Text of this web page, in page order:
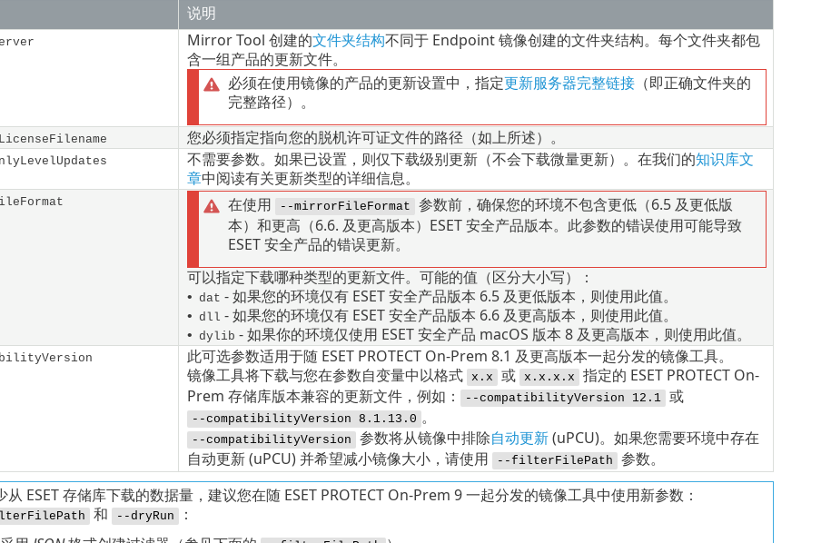
说明
Mirror Tool 创建的文件夹结构不同于 Endpoint 镜像创建的文件夹结构。每个文件夹都包
含一组产品的更新文件。
必须在使用镜像的产品的更新设置中，指定更新服务器完整链接（即正确文件夹的
完整路径）。
您必须指定指向您的脱机许可证文件的路径（如上所述）。
不需要参数。如果已设置，则仅下载级别更新（不会下载微量更新）。在我们的知识库文
章中阅读有关更新类型的详细信息。
在使用 --mirrorFileFormat
参数前，确保您的环境不包含更低（6.5 及更低版
本）和更高（6.6. 及更高版本）ESET 安全产品版本。此参数的错误使用可能导致
ESET 安全产品的错误更新。
可以指定下载哪种类型的更新文件。可能的值（区分大小写）：
• dat - 如果您的环境仅有 ESET 安全产品版本 6.5 及更低版本，则使用此值。
• dll - 如果您的环境仅有 ESET 安全产品版本 6.6 及更高版本，则使用此值。
• dylib - 如果你的环境仅使用 ESET 安全产品 macOS 版本 8 及更高版本，则使用此值。
此可选参数适用于随 ESET PROTECT On-Prem 8.1 及更高版本一起分发的镜像工具。
镜像工具将下载与您在参数自变量中以格式 x.x 或 x.x.x.x 指定的 ESET PROTECT On-
Prem 存储库版本兼容的更新文件，例如：
--compatibilityVersion 12.1 或
--compatibilityVersion 8.1.13.0 。
--compatibilityVersion 参数将从镜像中排除自动更新(uPCU)。如果您需要环境中存在
自动更新 (uPCU) 并希望减小镜像大小，请使用 --filterFilePath 参数。
从 ESET 存储库下载的数据量，建议您在随 ESET PROTECT On-Prem 9 一起分发的镜像工具中使用新参数：
和 --dryRun ：